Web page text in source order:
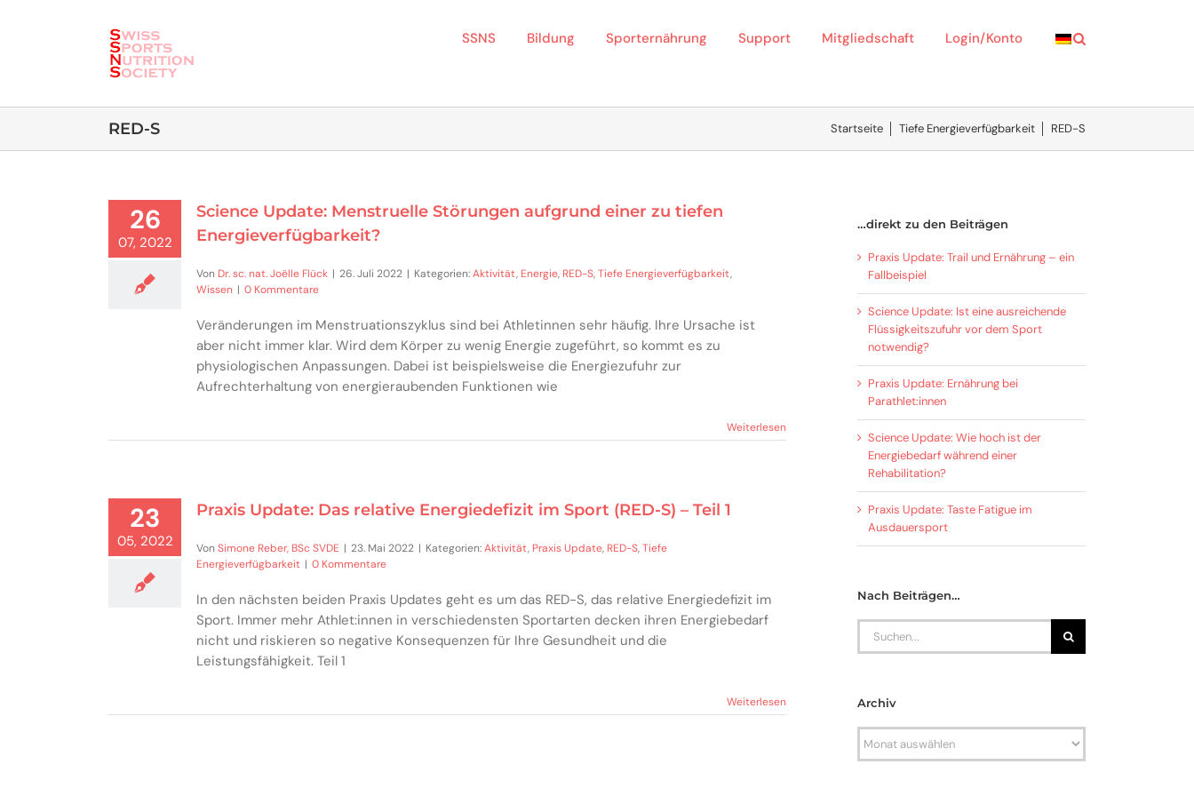
SSNS Bildung Sporternährung Support Mitgliedschaft Login/Konto
RED-S Startseite Tiefe Energieverfügbarkeit RED-S
26
07, 2022
Science Update: Menstruelle Störungen aufgrund einer zu tiefen
Energieverfügbarkeit?
Von Dr. sc. nat. Joëlle Flück | 26. Juli 2022 | Kategorien:Aktivität, Energie, RED-S,Tiefe Energieverfügbarkeit,
Wissen | 0 Kommentare
Veränderungen im Menstruationszyklus sind bei Athletinnen sehr häufig. Ihre Ursache ist
aber nicht immer klar. Wird dem Körper zu wenig Energie zugeführt, so kommt es zu
physiologischen Anpassungen. Dabei ist beispielsweise die Energiezufuhr zur
Aufrechterhaltung von energieraubenden Funktionen wie
Weiterlesen
23
05, 2022
Praxis Update: Das relative Energiedefizit im Sport (RED-S) – Teil 1
Von Simone Reber, BSc SVDE | 23. Mai 2022 | Kategorien:Aktivität, Praxis Update, RED-S,Tiefe
Energieverfügbarkeit | 0 Kommentare
In den nächsten beiden Praxis Updates geht es um das RED-S, das relative Energiedefizit im
Sport. Immer mehr Athlet:innen in verschiedensten Sportarten decken ihren Energiebedarf
nicht und riskieren so negative Konsequenzen für Ihre Gesundheit und die
Leistungsfähigkeit. Teil 1
Weiterlesen
…direkt zu den Beiträgen
Praxis Update: Trail und Ernährung – ein
Fallbeispiel
Science Update: Ist eine ausreichende
Flüssigkeitszufuhr vor dem Sport
notwendig?
Praxis Update: Ernährung bei
Parathlet:innen
Science Update: Wie hoch ist der
Energiebedarf während einer
Rehabilitation?
Praxis Update: Taste Fatigue im
Ausdauersport
Nach Beiträgen…
Search
Archiv
Archiv